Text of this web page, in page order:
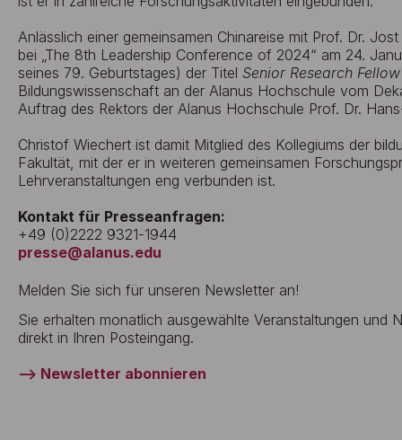
Anlässlich einer gemeinsamen Chinareise mit Prof. Dr.
bei „The 8th Leadership Conference of 2024“ am 24.
seines 79. Geburtstages) der Titel Senior Research Fellow
Bildungswissenschaft an der Alanus Hochschule vom
Auftrag des Rektors der Alanus Hochschule Prof. Dr.
Christof Wiechert ist damit Mitglied des Kollegiums der
Fakultät, mit der er in weiteren gemeinsamen
Lehrveranstaltungen eng verbunden ist.
Kontakt für Presseanfragen:
+49 (0)2222 9321-1944
presse@alanus.edu
Melden Sie sich für unseren Newsletter an!
Sie erhalten monatlich ausgewählte Veranstaltungen und
direkt in Ihren Posteingang.
–> Newsletter abonnieren